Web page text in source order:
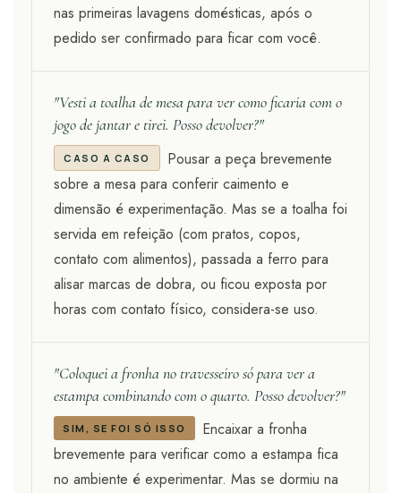
nas primeiras lavagens domésticas, após o
pedido ser confirmado para ficar com você.
"Vesti a toalha de mesa para ver como ficaria com o
jogo de jantar e tirei. Posso devolver?"
CASO A CASO
Pousar a peça brevemente
sobre a mesa para conferir caimento e
dimensão é experimentação. Mas se a toalha foi
servida em refeição (com pratos, copos,
contato com alimentos), passada a ferro para
alisar marcas de dobra, ou ficou exposta por
horas com contato físico, considera-se uso.
"Coloquei a fronha no travesseiro só para ver a
estampa combinando com o quarto. Posso devolver?"
SIM, SE FOI SÓ ISSO
Encaixar a fronha
brevemente para verificar como a estampa fica
no ambiente é experimentar. Mas se dormiu na